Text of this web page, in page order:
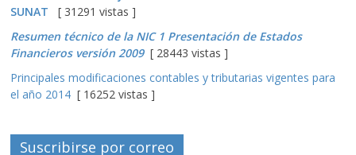
SUNAT
[ 31291 vistas ]
Resumen técnico de la NIC 1 Presentación de Estados
Financieros versión 2009[ 28443 vistas ]
Principales modificaciones contables y tributarias vigentes para
el año 2014 [ 16252 vistas ]
Suscribirse por correo